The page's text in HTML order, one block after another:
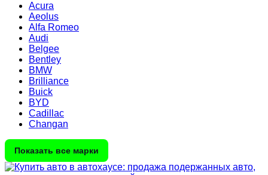
Acura
Aeolus
Alfa Romeo
Audi
Belgee
Bentley
BMW
Brilliance
Buick
BYD
Cadillac
Changan
Показать все марки